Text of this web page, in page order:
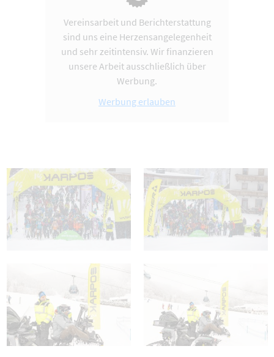
Vereinsarbeit und Berichterstattung
sind uns eine Herzensangelegenheit
und sehr zeitintensiv. Wir finanzieren
unsere Arbeit ausschließlich über
Werbung.
Werbung erlauben